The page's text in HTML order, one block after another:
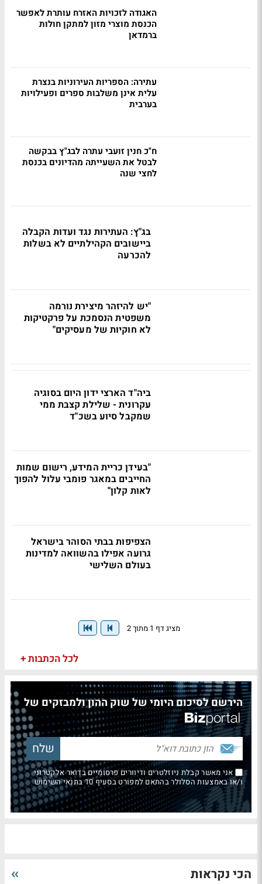
האגודה לזכויות האזרח עותרת לאפשר
הכנסת מוצרי מזון למתקן חולות
ברמדאן
עתירה: הספריות העירוניות בנצרת
עלית אינן משלבות ספרים ופעילויות
בערבית
ח"כ חנין זועבי עתרה לבג"ץ בבקשה
לבטל את השעייתה מהדיונים בכנסת
לחצי שנה
בג"ץ: העתירות נגד ועדות הקבלה
ביישובים הקהילתיים לא בשלות
להכרעה
"יש להיזהר מיצירת נורמה
משפטית הנסמכת על פרקטיקות
לא חוקיות של מעסיקים"
ביה"ד הארצי ידון היום בסוגיה
עקרונית - שלילת קצבת ממי
שמקבל סיוע בשכ"ד
"בעידן כריית המידע, רישום שמות
החייבים במאגר פומבי עלול להפוך
לאות קלון"
הצפיפות בבתי הסוהר בישראל
גרועה אפילו בהשוואה למדינות
בעולם השלישי
מציג דף 1 מתוך 2
לכל הכתבות +
הירשם לסיכום היומי של שוק ההון ולמבזקים של
אני מאשר קבלת ניוזלטרים ודיוורים פרסומיים בדואר אלקטרוני
ו/או באמצעות הסלולר בהתאם למפורט בסעיף 10 בתנאי השימוש
הכי נקראות